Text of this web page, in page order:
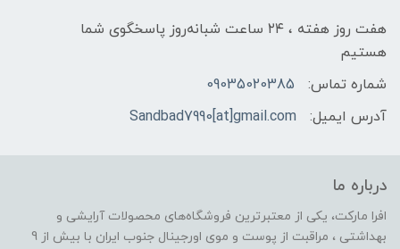
هفت روز هفته ، ۲۴ ساعت شبانه‌روز پاسخگوی شما
هستیم
شماره تماس:
09035020385
آدرس ایمیل:
Sandbad7990[at]gmail.com
درباره ما
افرا مارکت، یکی از معتبرترین فروشگاه‌های محصولات آرایشی و
بهداشتی ، مراقبت از پوست و موی اورجینال جنوب ایران با بیش از 9